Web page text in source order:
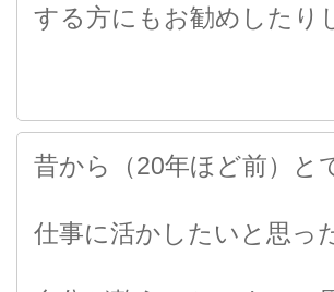
する方にもお勧めしたり
昔から（20年ほど前）と
仕事に活かしたいと思っ